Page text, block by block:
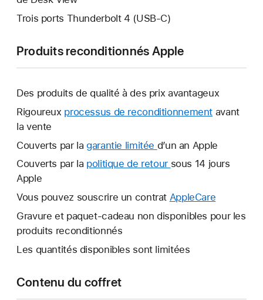
Trois ports Thunderbolt 4 (USB-C)
Produits reconditionnés Apple
Des produits de qualité à des prix avantageux
Rigoureux processus de reconditionnement avant
la vente
Couverts par la garantie limitée Une
nouvelle
d’un an Apple
Couverts par la politique de retour Une
fenêtre
sous 14 jours
Apple
Vous pouvez souscrire un contrat AppleCare
nouvelle
Gravure et paquet-cadeau non disponibles pour les
produits reconditionnés
Les quantités disponibles sont limitées
Contenu du coffret